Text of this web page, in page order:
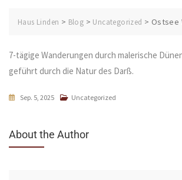
Haus Linden > Blog > Uncategorized > Ostsee
7-tägige Wanderungen durch malerische
geführt durch die Natur des Darß.
Sep. 5, 2025 Uncategorized
About the Author